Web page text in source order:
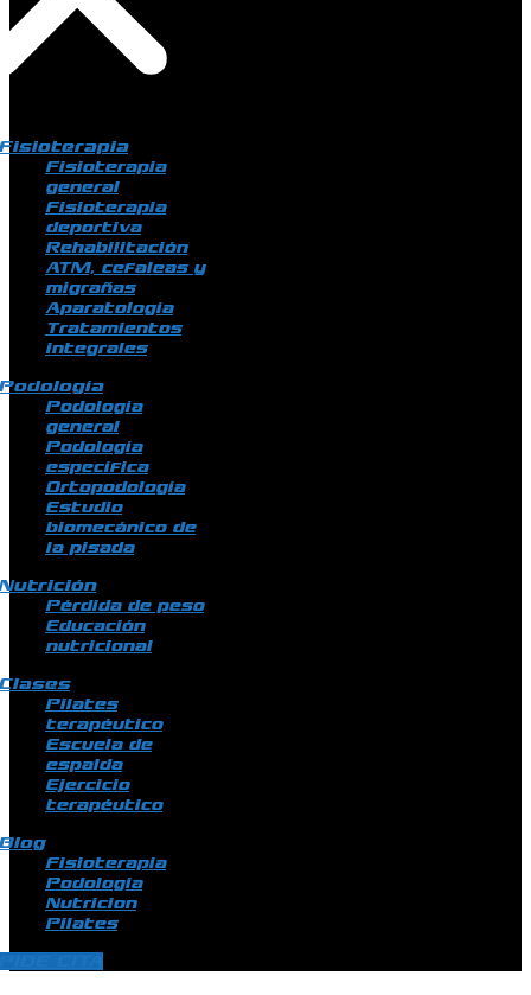
Fisioterapia
general
Fisioterapia
deportiva
Rehabilitación
ATM, cefaleas y
migrañas
Aparatología
Tratamientos
integrales
Podología
general
Podología
específica
Ortopodología
Estudio
biomecánico de
la pisada
Pérdida de peso
Educación
nutricional
Pilates
terapéutico
Escuela de
espalda
Ejercicio
terapéutico
Fisioterapia
Podologia
Nutricion
Pilates